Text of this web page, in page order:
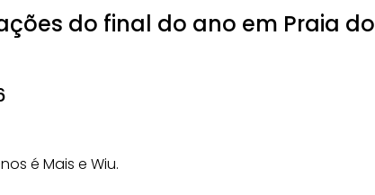
do final do ano em Praia do
é Mais e Wiu.